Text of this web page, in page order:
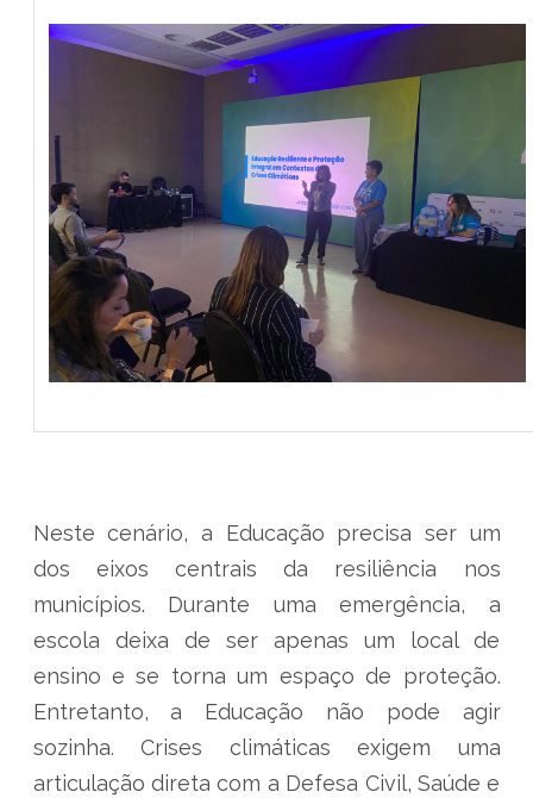
Neste cenário, a Educação precisa ser um
dos eixos centrais da resiliência nos
municípios. Durante uma emergência, a
escola deixa de ser apenas um local de
ensino e se torna um espaço de proteção.
Entretanto, a Educação não pode agir
sozinha. Crises climáticas exigem uma
articulação direta com a Defesa Civil, Saúde e